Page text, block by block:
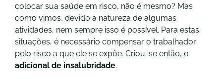
colocar sua saúde em risco, não é mesmo? Mas
como vimos, devido a natureza de algumas
atividades, nem sempre isso é possível. Para estas
situações, é necessário compensar o trabalhador
pelo risco a que ele se expõe. Criou-se então, o
adicional de insalubridade.